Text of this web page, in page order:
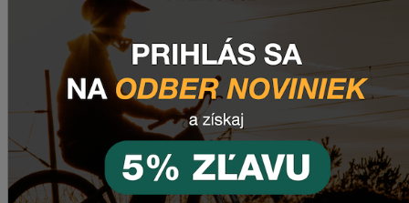
Zimušné Rukavice CHROMAG SIGNAL
44,95 €
Sedlo CHROMAG TRAILMASTER DT V2
90,50 €